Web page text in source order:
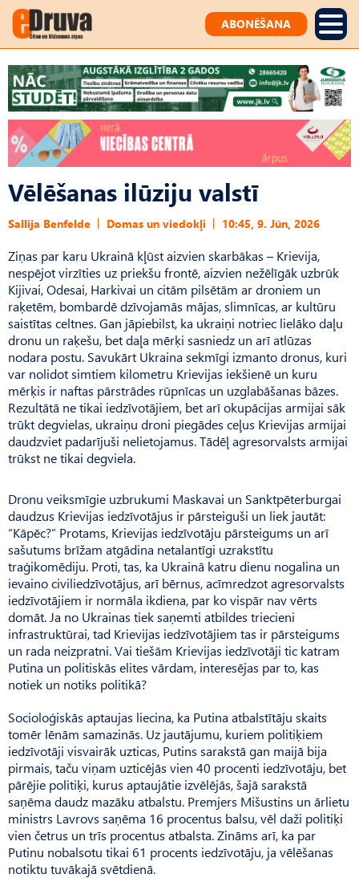
ABONĒŠANA
Vēlēšanas ilūziju valstī
Sallija Benfelde Domas un viedokļi 10:45, 9. Jūn, 2026
Ziņas par karu Ukrainā kļūst aizvien skarbākas – Krie­vija,
nespējot virzīties uz priekšu frontē, aizvien nežēlīgāk uzbrūk
Kijivai, Odesai, Harkivai un citām pilsētām ar droniem un
raķetēm, bombardē dzīvojamās mājas, slimnīcas, ar kultūru
sais­tītas celtnes. Gan jāpiebilst, ka ukraiņi notriec lielāko daļu
dronu un raķešu, bet daļa mērķi sasniedz un arī atlūzas
nodara postu. Savukārt Ukraina sekmīgi izmanto dronus, kuri
var nolidot simtiem kilometru Krievijas iekšienē un kuru
mērķis ir naftas pārstrādes rūpnīcas un uzglabāšanas bāzes.
Rezul­tātā ne tikai iedzīvotājiem, bet arī okupācijas armijai sāk
trūkt degvielas, ukraiņu droni piegādes ceļus Krievijas armijai
daudzviet padarījuši nelietojamus. Tādēļ agresorvalsts armijai
trūkst ne tikai degviela.
Dronu veiksmīgie uzbrukumi Maskavai un Sanktpēter­burgai
daudzus Krievijas iedzīvotājus ir pārsteiguši un liek jautāt:
“Kāpēc?” Protams, Krievijas iedzīvotāju pārsteigums un arī
sašutums brīžam atgādina netalantīgi uzrakstītu
traģikomēdiju. Proti, tas, ka Ukrai­nā katru dienu nogalina un
ievaino civiliedzīvotājus, arī bērnus, acīmredzot agresorvalsts
iedzīvotājiem ir normāla ikdiena, par ko vispār nav vērts
domāt. Ja no Ukrainas tiek saņemti atbildes triecieni
infrastruktūrai, tad Krievijas iedzīvotājiem tas ir pārsteigums
un rada neizpratni. Vai tiešām Krievijas iedzīvotāji tic katram
Putina un politiskās elites vārdam, interesējas par to, kas
notiek un notiks politikā?
Socioloģiskās aptaujas liecina, ka Putina atbalstītāju skaits
tomēr lēnām samazinās. Uz jautājumu, kuriem politiķiem
iedzīvotāji visvairāk uzticas, Putins sarakstā gan maijā bija
pirmais, taču viņam uzticējās vien 40 procenti iedzīvotāju, bet
pārējie politiķi, kurus aptaujātie izvēlējās, šajā sarakstā
saņēma daudz mazāku atbalstu. Prem­jers Mišustins un ārlietu
ministrs Lavrovs saņēma 16 procentus balsu, vēl daži politiķi
vien četrus un trīs procentus atbalsta. Zināms arī, ka par
Putinu nobalsotu tikai 61 procents iedzīvotāju, ja vēlēšanas
notiktu tuvākajā svētdienā.